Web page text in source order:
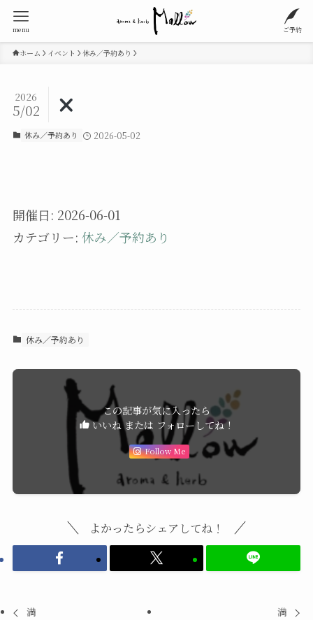
ご予約
menu
ホーム イベント 休み／予約あり
2026
5/02
休み／予約あり 2026-05-02
開催日: 2026-06-01
カテゴリー: 休み／予約あり
休み／予約あり
この記事が気に入ったら
いいね または フォローしてね！
Follow Me
よかったらシェアしてね！
満 満